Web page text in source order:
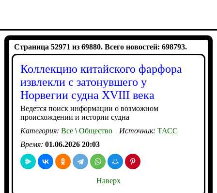
Страница 52971 из 69880. Всего новостей: 698793.
Коллекцию китайского фарфора
извлекли с затонувшего у
Норвегии судна XVIII века
Ведется поиск информации о возможном
происхождении и истории судна
Категория: Все\Общество Источник: ТАСС
Время: 01.06.2026 20:03
Наверх